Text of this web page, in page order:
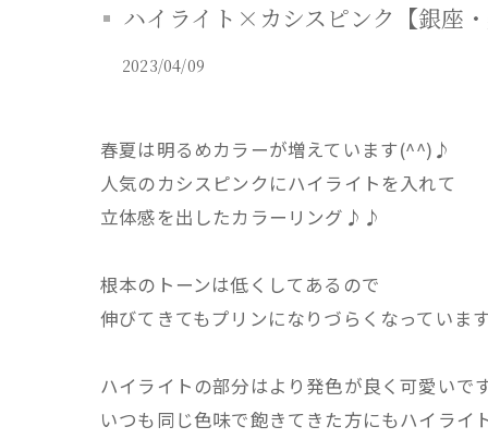
ハイライト×カシスピンク【銀座
2023/04/09
春夏は明るめカラーが増えています(^^)♪
人気のカシスピンクにハイライトを入れて
立体感を出したカラーリング♪♪
根本のトーンは低くしてあるので
伸びてきてもプリンになりづらくなっていま
ハイライトの部分はより発色が良く可愛いで
いつも同じ色味で飽きてきた方にもハイライ